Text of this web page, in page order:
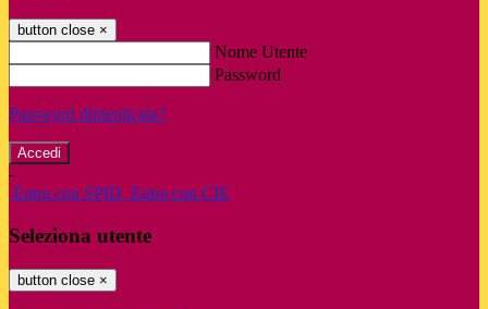
button close ×
Nome Utente
Password
Password dimenticata?
-
Entra con SPID Entra con CIE
Seleziona utente
button close ×